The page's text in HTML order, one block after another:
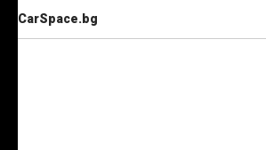
CarSpace.bg